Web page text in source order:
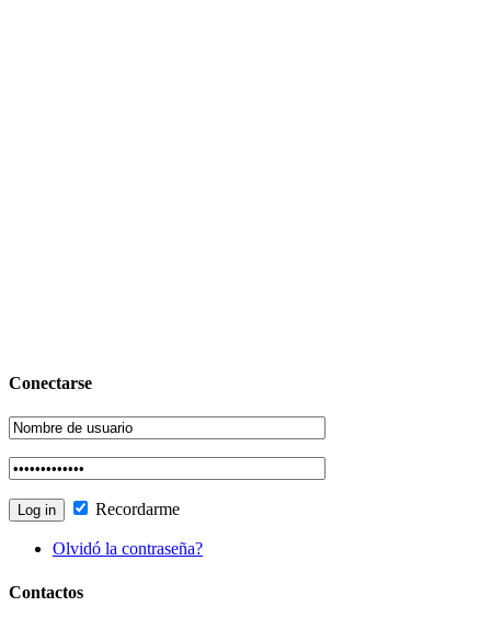
Conectarse
Recordarme
Olvidó la contraseña?
Contactos